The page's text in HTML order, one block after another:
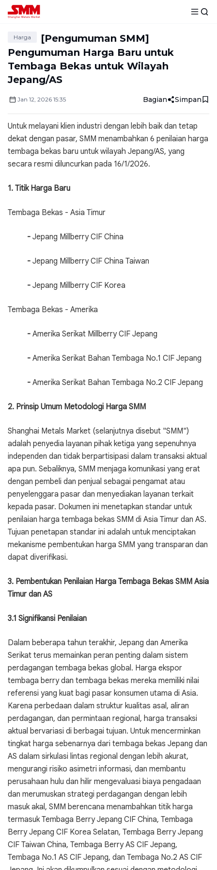
Harga
[Pengumuman SMM]
Pengumuman Harga Baru untuk
Tembaga Bekas untuk Wilayah
Jepang/AS
Jan 12, 2026 15:35 Bagian Simpan
Untuk melayani klien industri dengan lebih baik dan tetap
dekat dengan pasar, SMM menambahkan 6 penilaian harga
tembaga bekas baru untuk wilayah Jepang/AS, yang
secara resmi diluncurkan pada 16/1/2026.
1. Titik Harga Baru
Tembaga Bekas - Asia Timur
- Jepang Millberry CIF China
- Jepang Millberry CIF China Taiwan
- Jepang Millberry CIF Korea
Tembaga Bekas - Amerika
- Amerika Serikat Millberry CIF Jepang
- Amerika Serikat Bahan Tembaga No.1 CIF Jepang
- Amerika Serikat Bahan Tembaga No.2 CIF Jepang
2. Prinsip Umum Metodologi Harga SMM
Shanghai Metals Market (selanjutnya disebut "SMM")
adalah penyedia layanan pihak ketiga yang sepenuhnya
independen dan tidak berpartisipasi dalam transaksi aktual
apa pun. Sebaliknya, SMM menjaga komunikasi yang erat
dengan pembeli dan penjual sebagai pengamat atau
penyelenggara pasar dan menyediakan layanan terkait
kepada pasar. Dokumen ini menetapkan standar untuk
penilaian harga tembaga bekas SMM di Asia Timur dan AS.
Tujuan penetapan standar ini adalah untuk menciptakan
mekanisme pembentukan harga SMM yang transparan dan
dapat diverifikasi.
3. Pembentukan Penilaian Harga Tembaga Bekas SMM Asia
Timur dan AS
3.1 Signifikansi Penilaian
Dalam beberapa tahun terakhir, Jepang dan Amerika
Serikat terus memainkan peran penting dalam sistem
perdagangan tembaga bekas global. Harga ekspor
tembaga berry dan tembaga bekas mereka memiliki nilai
referensi yang kuat bagi pasar konsumen utama di Asia.
Karena perbedaan dalam struktur kualitas asal, aliran
perdagangan, dan permintaan regional, harga transaksi
aktual bervariasi di berbagai tujuan. Untuk mencerminkan
tingkat harga sebenarnya dari tembaga bekas Jepang dan
AS dalam sirkulasi lintas regional dengan lebih akurat,
mengurangi risiko asimetri informasi, dan membantu
perusahaan hulu dan hilir mengevaluasi biaya pengadaan
dan merumuskan strategi perdagangan dengan lebih
masuk akal, SMM berencana menambahkan titik harga
termasuk Tembaga Berry Jepang CIF China, Tembaga
Berry Jepang CIF Korea Selatan, Tembaga Berry Jepang
CIF Taiwan China, Tembaga Berry AS CIF Jepang,
Tembaga No.1 AS CIF Jepang, dan Tembaga No.2 AS CIF